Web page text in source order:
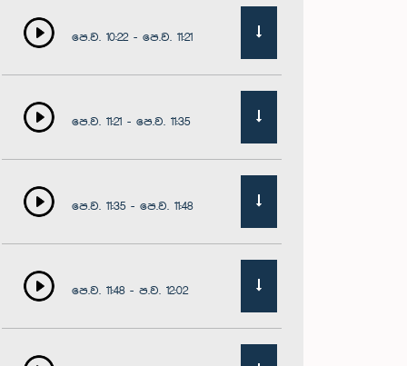
පෙ.ව. 10:22 - පෙ.ව. 11:21
පෙ.ව. 11:21 - පෙ.ව. 11:35
පෙ.ව. 11:35 - පෙ.ව. 11:48
පෙ.ව. 11:48 - ප.ව. 12:02